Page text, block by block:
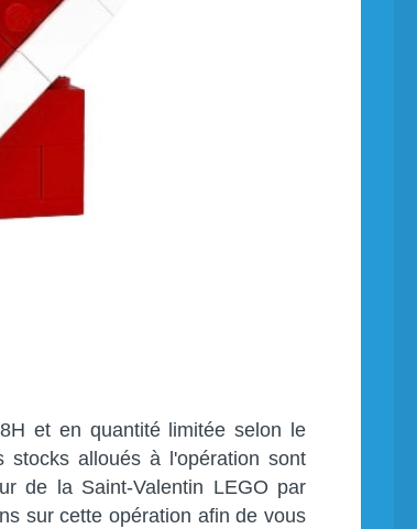
et en quantité limitée selon le
stocks alloués à l'opération sont
de la Saint-Valentin LEGO par
sur cette opération afin de vous